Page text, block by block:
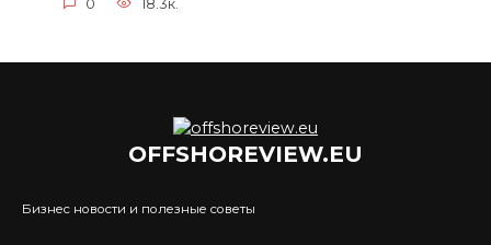
0 18.3к.
OFFSHOREVIEW.EU
Бизнес новости и полезные советы